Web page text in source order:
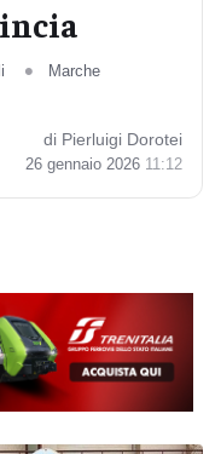
Marche
di Pierluigi Dorotei
26 gennaio 2026 11:12